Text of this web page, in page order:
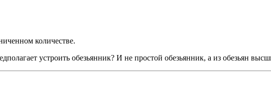
количестве.
устроить обезьянник? И не простой обезьянник, а из обезьян